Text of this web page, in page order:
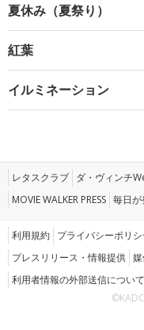
夏休み（夏祭り）
紅葉
イルミネーション
レタスクラブ ダ・ヴィンチ
MOVIE WALKER PRESS 毎日が
利用規約 プライバシーポリシ
プレスリリース・情報提供
利用者情報の外部送信について